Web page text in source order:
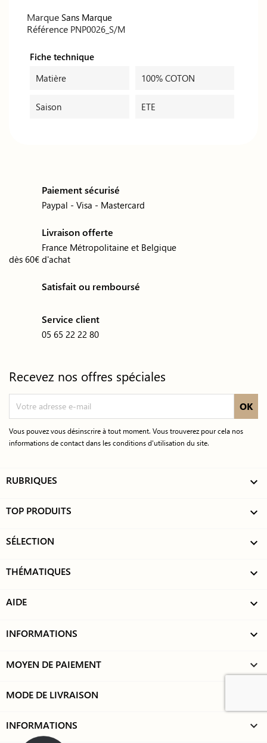
Marque Sans Marque
Référence PNP0026_S/M
Fiche technique
Matière
100% COTON
Saison ETE
Paiement sécurisé
Paypal - Visa - Mastercard
Livraison offerte
France Métropolitaine et Belgique
dès 60€ d'achat
Satisfait ou remboursé
Service client
05 65 22 22 80
Recevez nos offres spéciales
Vous pouvez vous désinscrire à tout moment. Vous trouverez pour cela nos
informations de contact dans les conditions d'utilisation du site.
RUBRIQUES 
TOP PRODUITS 
SÉLECTION 
THÉMATIQUES 
AIDE 
INFORMATIONS 
MOYEN DE PAIEMENT keyboard_arrow_down
MODE DE LIVRAISON
INFORMATIONS keyboard_arrow_down